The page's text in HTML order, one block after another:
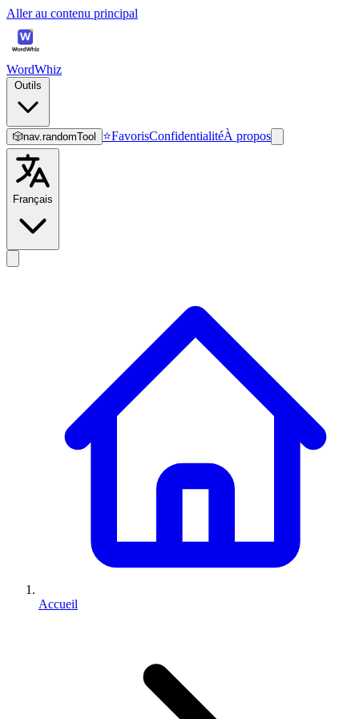
Aller au contenu principal
WordWhiz
🎲nav.randomTool ⭐FavorisConfidentialitéÀ propos
Français
Accueil